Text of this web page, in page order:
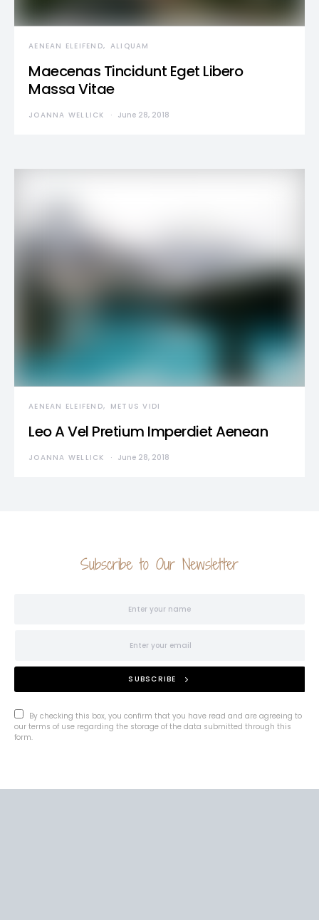
AENEAN ELEIFEND ALIQUAM
Maecenas Tincidunt Eget Libero
Massa Vitae
JOANNA WELLICK June 28, 2018
AENEAN ELEIFEND METUS VIDI
Leo A Vel Pretium Imperdiet Aenean
JOANNA WELLICK June 28, 2018
Subscribe to Our Newsletter
SUBSCRIBE
By checking this box, you confirm that you have read and are agreeing to
our terms of use regarding the storage of the data submitted through this
form.